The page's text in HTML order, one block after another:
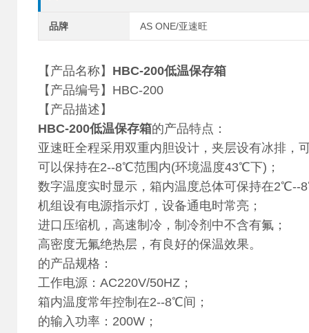
品牌 AS ONE/亚速旺
【产品名称】 HBC-200低温保存箱
【产品编号】HBC-200
【产品描述】
HBC-200低温保存箱的产品特点：
亚速旺全程采用双重内胆设计，夹层设有冰排，
可以保持在2--8℃范围内(环境温度43℃下)；
数字温度实时显示，箱内温度总体可保持在2℃--
机组设有电源指示灯，设备通电时常亮；
进口压缩机，高速制冷，制冷剂中不含有氟；
高密度无氟绝热层，有良好的保温效果。
的产品规格：
工作电源：AC220V/50HZ；
箱内温度常年控制在2--8℃间；
的输入功率：200W；